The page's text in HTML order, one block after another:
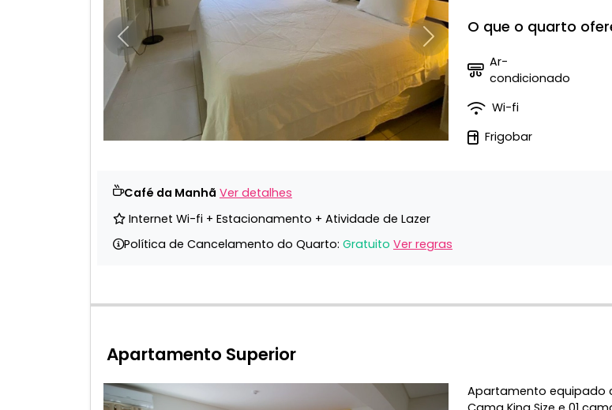
Anterior Próximo
O que o quarto
Ar-
condicionado
Wi-fi
Frigobar
Café da Manhã Ver detalhes
Internet Wi-fi + Estacionamento + Atividade de Lazer
Política de Cancelamento do Quarto: Gratuito Ver regras
Apartamento Superior
Apartamento equipado